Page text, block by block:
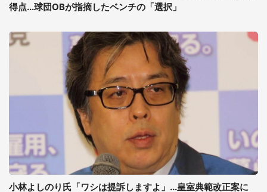
得点...球団OBが指摘したベンチの「選択」
小林よしのり氏「ワシは提訴しますよ」...皇室典範改正案に